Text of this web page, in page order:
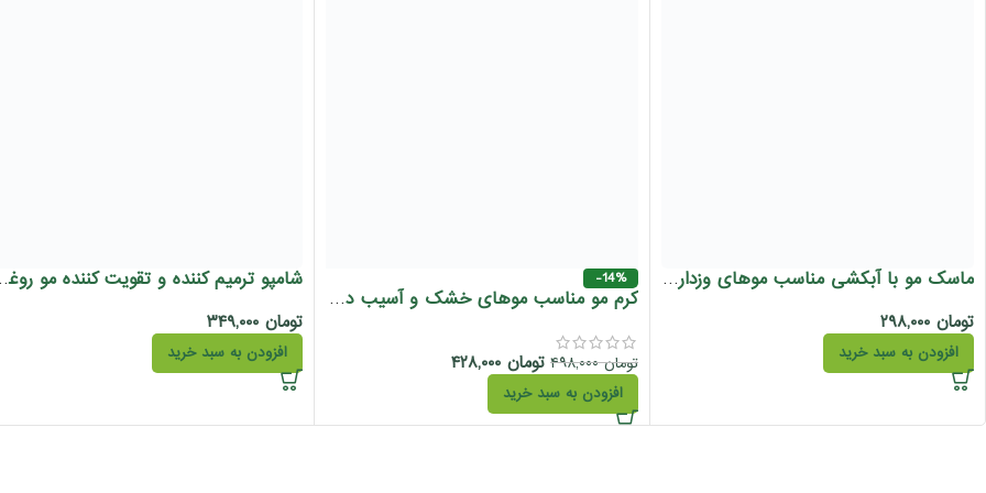
ماسک مو با آبکشی مناسب موهای وزدار ویتافریز درمالیفت 150 میل
تومان
افزودن به سبد خرید
-14%
کرم مو مناسب موهای خشک و آسیب دیده ویتادرای درمالیفت 150 میل
تومان۴۹۸,۰۰۰ تومان
افزودن به سبد خرید
شامپو ترمیم کننده
تومان
افزودن به سبد خرید